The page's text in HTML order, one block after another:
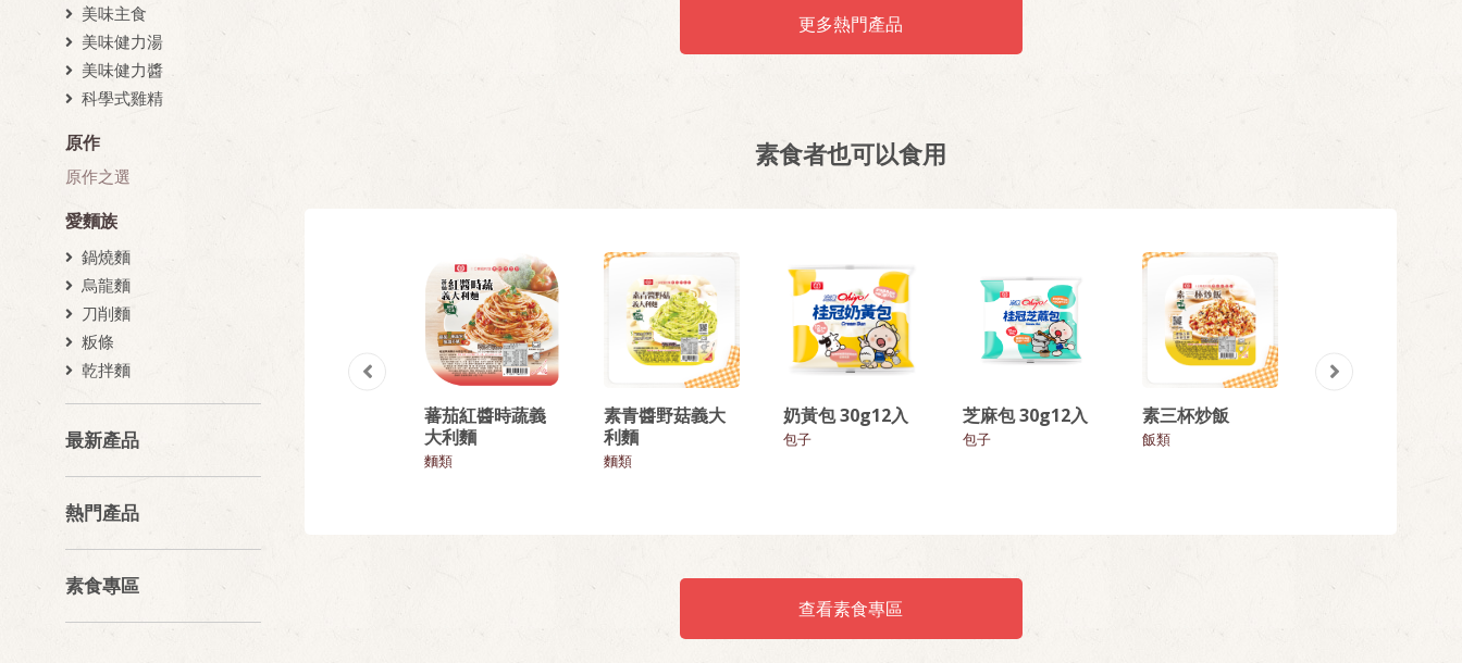
美味主食
美味健力湯
美味健力醬
科學式雞精
原作
原作之選
愛麵族
鍋燒麵
烏龍麵
刀削麵
粄條
乾拌麵
最新產品
熱門產品
素食專區
更多熱門產品
素食者也可以食用
飯類
蕃茄紅醬時蔬義
大利麵
麵類
素青醬野菇義大
利麵
麵類
奶黃包 30g12入
包子
芝麻包 30g12入
包子
素三杯炒飯
飯類
查看素食專區